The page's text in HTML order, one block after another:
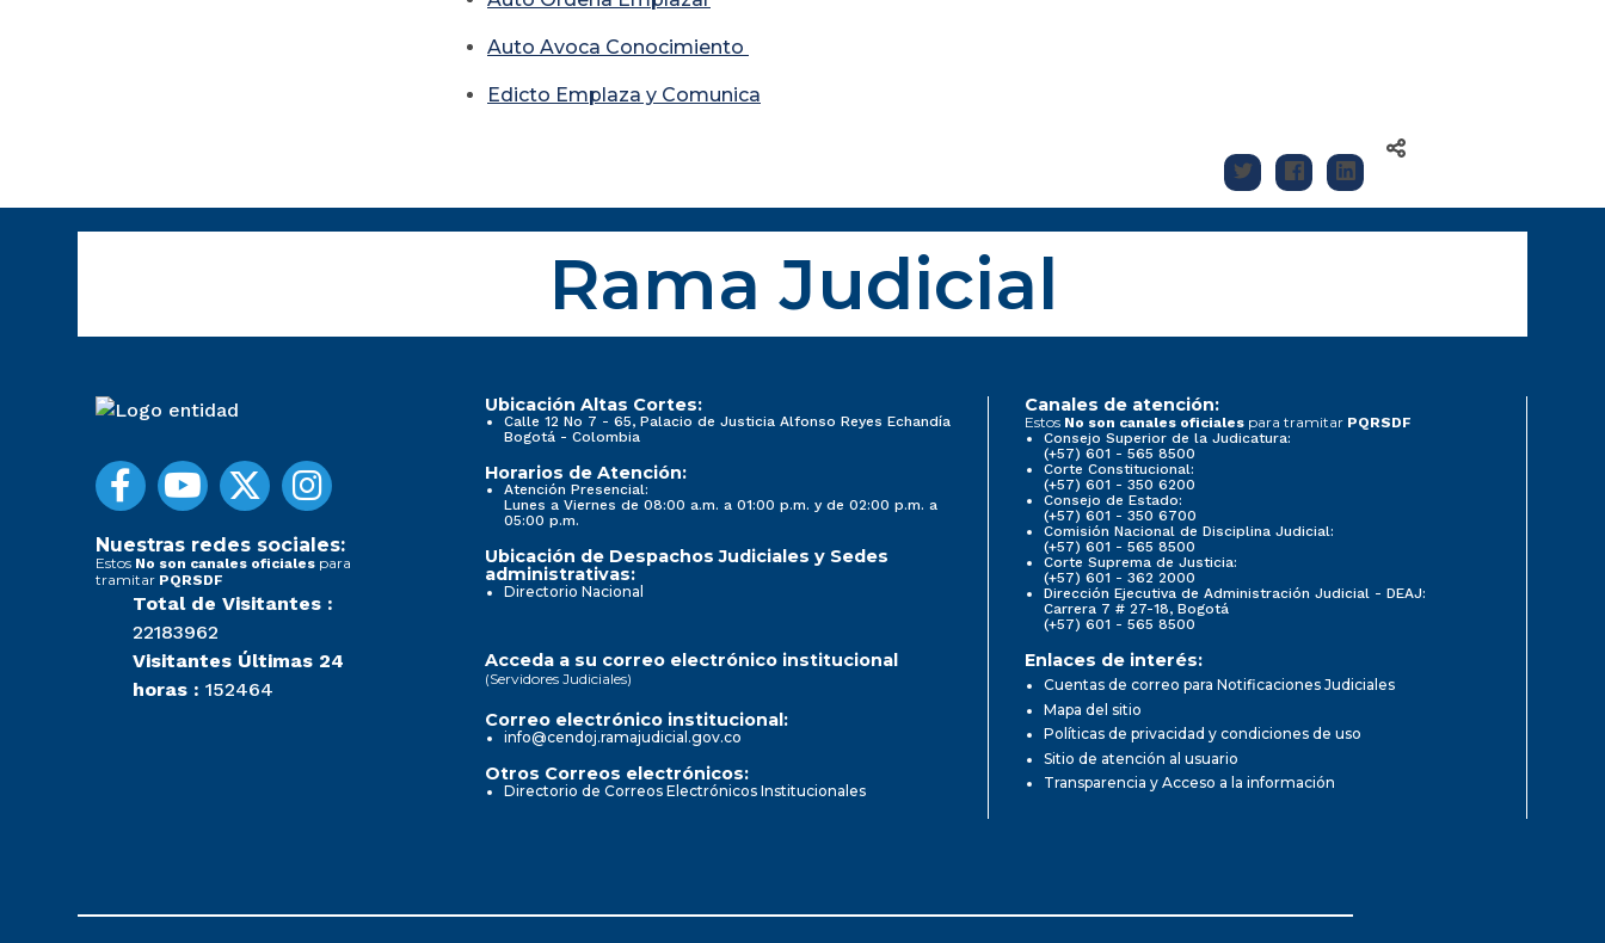
Auto Avoca Conocimiento
Edicto Emplaza y Comunica
Rama Judicial
Nuestras redes sociales:
Estos No son canales oficiales para
tramitar PQRSDF
Total de Visitantes :
22183962
Visitantes Últimas 24
horas : 152464
Ubicación Altas Cortes:
Calle 12 No 7 - 65, Palacio de Justicia Alfonso Reyes Echandía
Bogotá - Colombia
Horarios de Atención:
Atención Presencial:
Lunes a Viernes de 08:00 a.m. a 01:00 p.m. y de 02:00 p.m. a
05:00 p.m.
Ubicación de Despachos Judiciales y Sedes
administrativas:
Directorio Nacional
Canales de atención:
Estos No son canales oficiales para tramitar PQRSDF
Consejo Superior de la Judicatura:
(+57) 601 - 565 8500
Corte Constitucional:
(+57) 601 - 350 6200
Consejo de Estado:
(+57) 601 - 350 6700
Comisión Nacional de Disciplina Judicial:
(+57) 601 - 565 8500
Corte Suprema de Justicia:
(+57) 601 - 362 2000
Dirección Ejecutiva de Administración Judicial - DEAJ:
Carrera 7 # 27-18, Bogotá
(+57) 601 - 565 8500
Acceda a su correo electrónico institucional
(Servidores Judiciales)
Correo electrónico institucional:
info@cendoj.ramajudicial.gov.co
Otros Correos electrónicos:
Directorio de Correos Electrónicos Institucionales
Enlaces de interés:
Cuentas de correo para Notificaciones Judiciales
Mapa del sitio
Políticas de privacidad y condiciones de uso
Sitio de atención al usuario
Transparencia y Acceso a la información